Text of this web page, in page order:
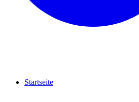
Startseite